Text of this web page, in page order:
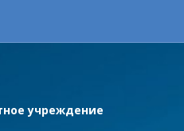
учреждение